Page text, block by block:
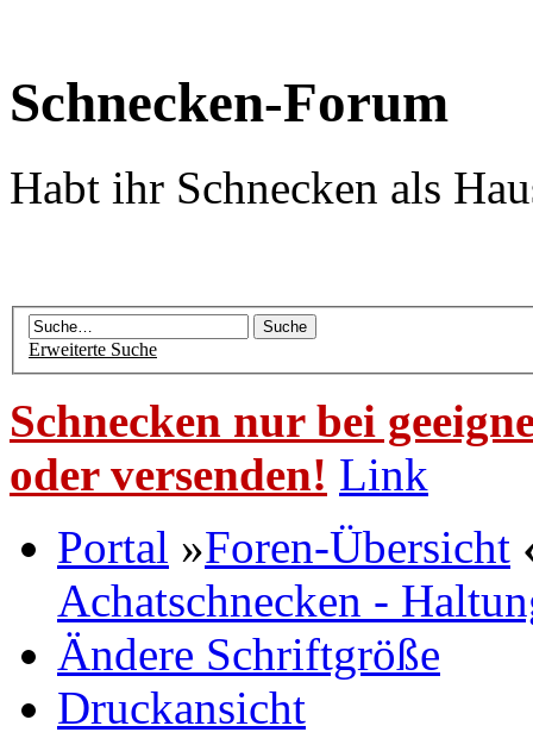
Schnecken-Forum
Habt ihr Schnecken als
Erweiterte Suche
Schnecken nur bei
oder versenden! Link
Portal »Foren-Übersicht
Achatschnecken -
Ändere Schriftgröße
Druckansicht